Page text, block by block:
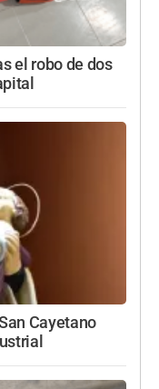
el robo de dos
Cayetano